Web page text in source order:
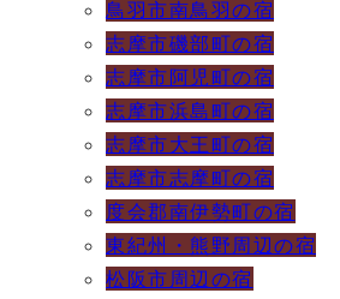
鳥羽市南鳥羽の宿
志摩市磯部町の宿
志摩市阿児町の宿
志摩市浜島町の宿
志摩市大王町の宿
志摩市志摩町の宿
度会郡南伊勢町の宿
東紀州・熊野周辺の宿
松阪市周辺の宿